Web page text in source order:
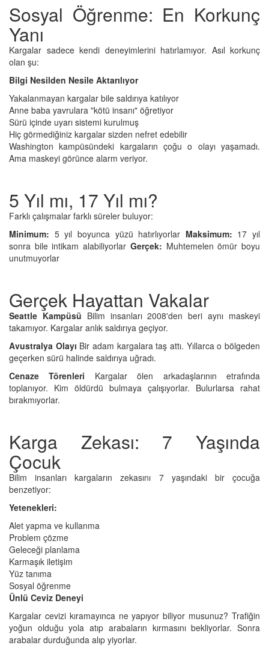
Sosyal Öğrenme: En Korkunç
Yanı
Kargalar sadece kendi deneyimlerini hatırlamıyor. Asıl korkunç
olan şu:
Bilgi Nesilden Nesile Aktarılıyor
Yakalanmayan kargalar bile saldırıya katılıyor
Anne baba yavrulara "kötü insanı" öğretiyor
Sürü içinde uyarı sistemi kurulmuş
Hiç görmediğiniz kargalar sizden nefret edebilir
Washington kampüsündeki kargaların çoğu o olayı yaşamadı.
Ama maskeyi görünce alarm veriyor.
5 Yıl mı, 17 Yıl mı?
Farklı çalışmalar farklı süreler buluyor:
Minimum: 5 yıl boyunca yüzü hatırlıyorlar Maksimum: 17 yıl
sonra bile intikam alabiliyorlar Gerçek: Muhtemelen ömür boyu
unutmuyorlar
Gerçek Hayattan Vakalar
Seattle Kampüsü Bilim insanları 2008'den beri aynı maskeyi
takamıyor. Kargalar anlık saldırıya geçiyor.
Avustralya Olayı Bir adam kargalara taş attı. Yıllarca o bölgeden
geçerken sürü halinde saldırıya uğradı.
Cenaze Törenleri Kargalar ölen arkadaşlarının etrafında
toplanıyor. Kim öldürdü bulmaya çalışıyorlar. Bulurlarsa rahat
bırakmıyorlar.
Karga Zekası: 7 Yaşında
Çocuk
Bilim insanları kargaların zekasını 7 yaşındaki bir çocuğa
benzetiyor:
Yetenekleri:
Alet yapma ve kullanma
Problem çözme
Geleceği planlama
Karmaşık iletişim
Yüz tanıma
Sosyal öğrenme
Ünlü Ceviz Deneyi
Kargalar cevizi kıramayınca ne yapıyor biliyor musunuz? Trafiğin
yoğun olduğu yola atıp arabaların kırmasını bekliyorlar. Sonra
arabalar durduğunda alıp yiyorlar.